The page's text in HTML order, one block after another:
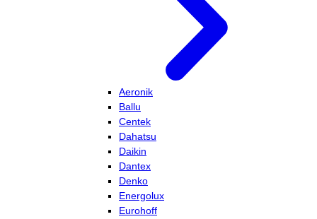
Aeronik
Ballu
Centek
Dahatsu
Daikin
Dantex
Denko
Energolux
Eurohoff